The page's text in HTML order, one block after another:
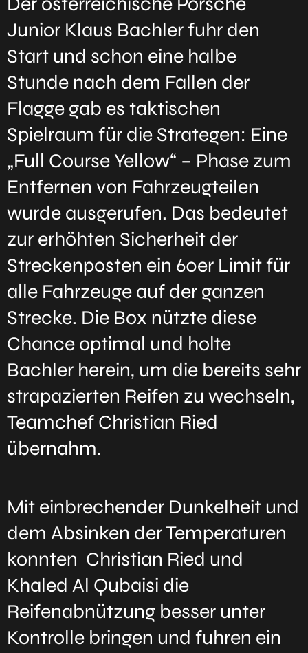
Junior Klaus Bachler fuhr den
Start und schon eine halbe
Stunde nach dem Fallen der
Flagge gab es taktischen
Spielraum für die Strategen: Eine
„Full Course Yellow“ – Phase zum
Entfernen von Fahrzeugteilen
wurde ausgerufen. Das bedeutet
zur erhöhten Sicherheit der
Streckenposten ein 60er Limit für
alle Fahrzeuge auf der ganzen
Strecke. Die Box nützte diese
Chance optimal und holte
Bachler herein, um die bereits sehr
strapazierten Reifen zu wechseln,
Teamchef Christian Ried
übernahm.
Mit einbrechender Dunkelheit und
dem Absinken der Temperaturen
konnten Christian Ried und
Khaled Al Qubaisi die
Reifenabnützung besser unter
Kontrolle bringen und fuhren ein